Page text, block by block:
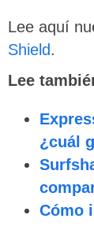
Lee aquí
Shield.
Lee
¿cuál
Cómo